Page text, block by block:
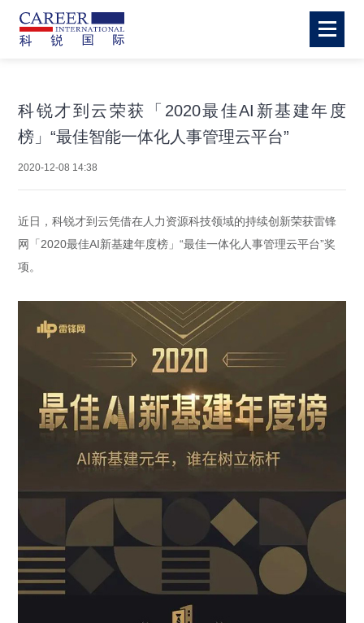
科锐才到云荣获「2020最佳AI新基建年度
榜」“最佳智能一体化人事管理云平台”
2020-12-08 14:38
近日，科锐才到云凭借在人力资源科技领域的持续创新荣获雷锋
网「2020最佳AI新基建年度榜」“最佳一体化人事管理云平台”奖
项。